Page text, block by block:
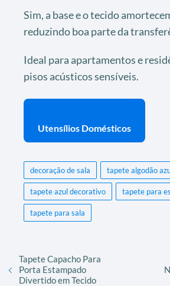
Sim, a base e o tecido
reduzindo boa parte da
Ideal para apartamentos e
pisos acústicos sensíveis.
Utensílios Domésticos
decoração de sala tapete algodão
tapete azul decorativo tapete para
tapete para sala
Tapete Capacho Para
Porta Estampado
Divertido em Tecido